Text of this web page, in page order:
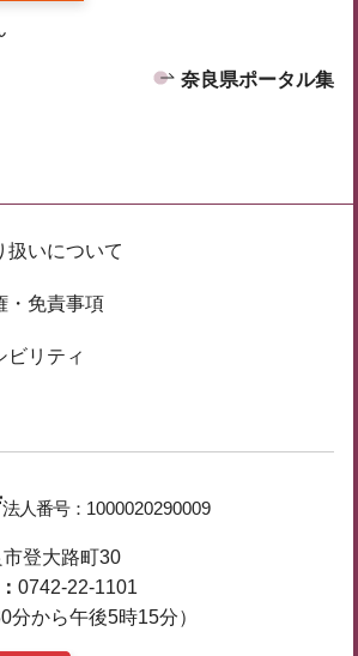
奈良県ポータル集
扱いについて
・免責事項
ビリティ
法人番号： 1000020290009
登大路町30
0742-22-1101
分から午後5時15分）